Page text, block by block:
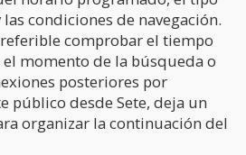
condiciones de navegación.
comprobar el tiempo
momento de la búsqueda o
posteriores por
público desde Sete, deja un
organizar la continuación del